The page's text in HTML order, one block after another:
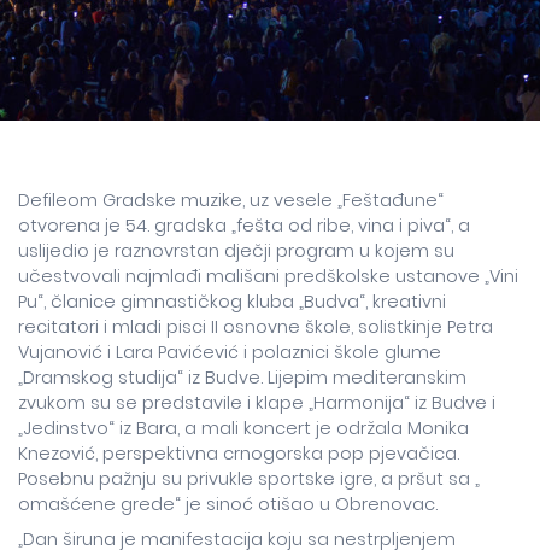
Defileom Gradske muzike, uz vesele „Feštađune“
otvorena je 54. gradska „fešta od ribe, vina i piva“, a
uslijedio je raznovrstan dječji program u kojem su
učestvovali najmlađi mališani predškolske ustanove „Vini
Pu“, članice gimnastičkog kluba „Budva“, kreativni
recitatori i mladi pisci II osnovne škole, solistkinje Petra
Vujanović i Lara Pavićević i polaznici škole glume
„Dramskog studija“ iz Budve. Lijepim mediteranskim
zvukom su se predstavile i klape „Harmonija“ iz Budve i
„Jedinstvo“ iz Bara, a mali koncert je održala Monika
Knezović, perspektivna crnogorska pop pjevačica.
Posebnu pažnju su privukle sportske igre, a pršut sa „
omašćene grede“ je sinoć otišao u Obrenovac.
„Dan širuna je manifestacija koju sa nestrpljenjem